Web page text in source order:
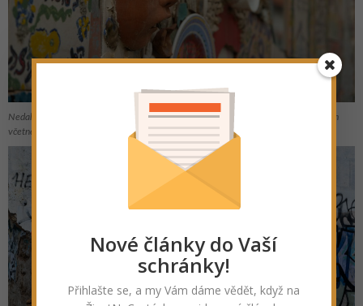
Nedaleko hostelu byl tento zajímavý dům, jehož fasáda byla pokryta vším možným
včetně nádobí, mušlí nebo zrcadel.
Nové články do Vaší
schránky!
Přihlašte se, a my Vám dáme vědět, když na